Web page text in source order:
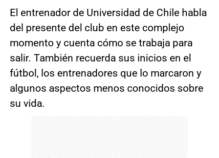
El entrenador de Universidad de Chile habla
del presente del club en este complejo
momento y cuenta cómo se trabaja para
salir. También recuerda sus inicios en el
fútbol, los entrenadores que lo marcaron y
algunos aspectos menos conocidos sobre
su vida.